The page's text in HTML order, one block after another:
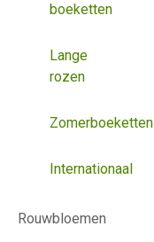
boeketten
Lange
rozen
Zomerboeketten
Internationaal
Rouwbloemen